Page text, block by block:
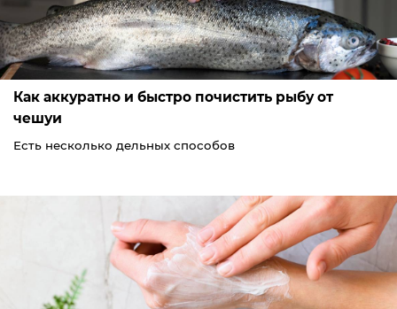
Как аккуратно и быстро почистить рыбу от
чешуи
Есть несколько дельных способов